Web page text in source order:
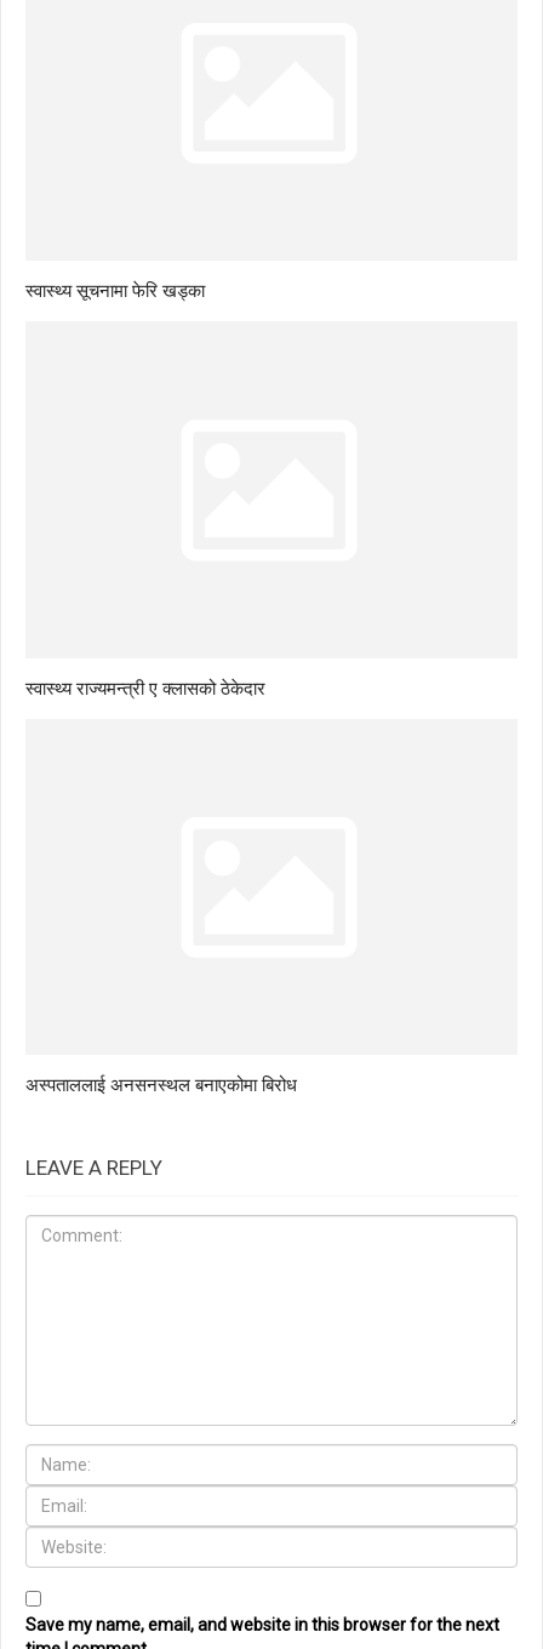
स्वास्थ्य सूचनामा फेरि खड्का
स्वास्थ्य राज्यमन्त्री ए क्लासको ठेकेदार
अस्पताललाई अनसनस्थल बनाएकोमा बिरोध
LEAVE A REPLY
Save my name, email, and website in this browser for the next